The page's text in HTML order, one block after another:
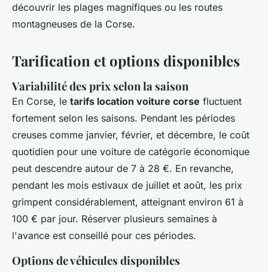
découvrir les plages magnifiques ou les routes
montagneuses de la Corse.
Tarification et options disponibles
Variabilité des prix selon la saison
En Corse, le tarifs location voiture corse fluctuent
fortement selon les saisons. Pendant les périodes
creuses comme janvier, février, et décembre, le coût
quotidien pour une voiture de catégorie économique
peut descendre autour de 7 à 28 €. En revanche,
pendant les mois estivaux de juillet et août, les prix
grimpent considérablement, atteignant environ 61 à
100 € par jour. Réserver plusieurs semaines à
l'avance est conseillé pour ces périodes.
Options de véhicules disponibles